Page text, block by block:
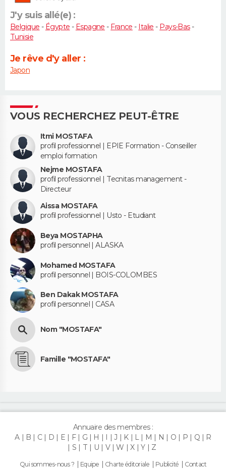
J'y suis allé(e) :
Belgique - Égypte - Espagne - France - Italie - Pays-Bas-
Tunisie
Je rêve d'y aller :
Japon
VOUS RECHERCHEZ PEUT-ÊTRE
Itmi MOSTAFA
profil professionnel | EPIE Formation - Conseiller
emploi formation
Nejme MOSTAFA
profil professionnel | Tecnitas management -
Directeur
Aissa MOSTAFA
profil professionnel | Usto - Etudiant
Beya MOSTAPHA
profil personnel | ALASKA
Mohamed MOSTAFA
profil personnel | BOIS-COLOMBES
Ben Dakak MOSTAFA
profil personnel | CASA
Nom "MOSTAFA"
Famille "MOSTAFA"
Annuaire des membres :
A
B C D E F G H I J K L M N O P Q
R
S
T U V W X Y Z
Qui sommes-nous ? Equipe Charte éditoriale Publicité Contact